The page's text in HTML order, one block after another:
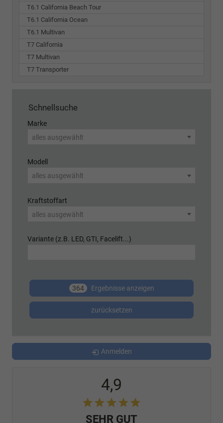
T6.1 California Beach Tour
T6.1 California Ocean
T6.1 Multivan
T7 California
T7 Multivan
T7 Transporter
Schnellsuche
Marke
alles ausgewählt
Modell
alles ausgewählt
Kraftstoffart
alles ausgewählt
Variante (z.B. LED, GTI, Facelift...)
364 Ergebnisse anzeigen
zurücksetzen
Anmelden
4,9
SEHR GUT